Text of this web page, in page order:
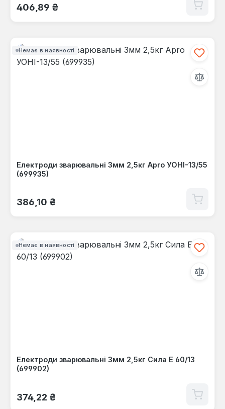
Звичайна ціна:
406,89 ₴
Немає в наявності
Електроди зварювальні 3мм 2,5кг Apro УОНІ-13/55
(699935)
Звичайна ціна:
386,10 ₴
Немає в наявності
Електроди зварювальні 3мм 2,5кг Сила Е 60/13
(699902)
Звичайна ціна:
374,22 ₴